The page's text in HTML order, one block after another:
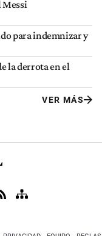
Messi
para indemnizar y
la derrota en el
VER MÁS